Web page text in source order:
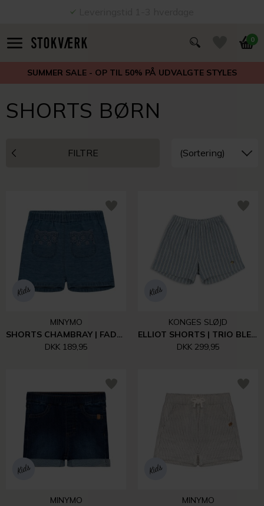
0
SUMMER SALE - OP TIL 50% PÅ UDVALGTE STYLES
SHORTS BØRN
FILTRE
MINYMO
SHORTS CHAMBRAY | FADED DENIM
DKK 189,95
KONGES SLØJD
ELLIOT SHORTS | TRIO BLEU STRIPE
DKK 299,95
MINYMO
MINYMO